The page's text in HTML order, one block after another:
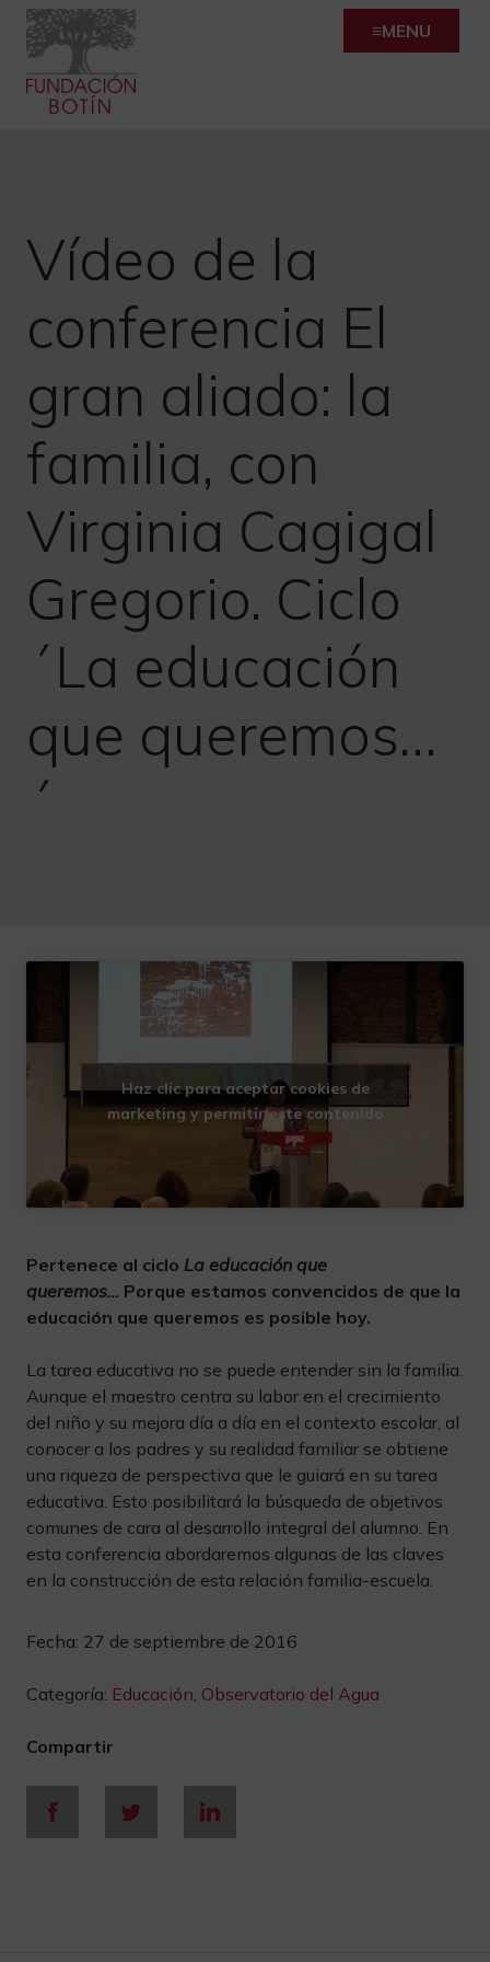
Skip
content
MENU
Vídeo de la
conferencia El
gran aliado: la
familia, con
Virginia Cagigal
Gregorio. Ciclo
´La educación
que queremos…
´
Haz clic para aceptar cookies de
marketing y permitir este contenido
Pertenece al ciclo La educación que
queremos… Porque estamos convencidos de que la
educación que queremos es posible hoy.
La tarea educativa no se puede entender sin la familia.
Aunque el maestro centra su labor en el crecimiento
del niño y su mejora día a día en el contexto escolar, al
conocer a los padres y su realidad familiar se obtiene
una riqueza de perspectiva que le guiará en su tarea
educativa. Esto posibilitará la búsqueda de objetivos
comunes de cara al desarrollo integral del alumno. En
esta conferencia abordaremos algunas de las claves
en la construcción de esta relación familia-escuela.
Fecha: 27 de septiembre de 2016
Categoría: Educación, Observatorio del Agua
Compartir